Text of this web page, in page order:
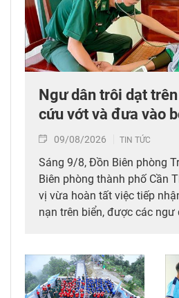
Ngư dân trôi dạt
cứu vớt và đưa vào
09/08/2026 TIN TỨC
Sáng 9/8, Đồn Biên phòng
Biên phòng thành phố Cần
vị vừa hoàn tất việc tiếp
nạn trên biển, được các ngư